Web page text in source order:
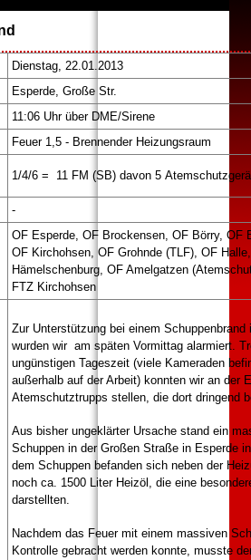
Dienstag, 22.01.2013
Esperde, Große Str.
11:06 Uhr über DME/Sirene
Feuer 1,5 - Brennender Heizungsraum
1/4/6 = 11 FM (SB) davon 5
-
OF Esperde, OF Brockensen, OF Börry, OF
OF Kirchohsen, OF Grohnde (TLF), OF
Hämelschenburg, OF Amelgatzen
FTZ Kirchohsen
Zur Unterstützung bei einem Schuppenbrand
wurden wir am späten Vormittag alarmiert.
ungünstigen Tageszeit (viele Kameraden
außerhalb auf der Arbeit) konnten wir an der
Atemschutztrupps stellen, die dort dringend
Aus bisher ungeklärter Ursache stand ein
Schuppen in der Großen Straße in Esperde
dem Schuppen befanden sich neben der
noch ca. 1500 Liter Heizöl, die eine
darstellten.
Nachdem das Feuer mit einem massiven
Kontrolle gebracht werden konnte, musste